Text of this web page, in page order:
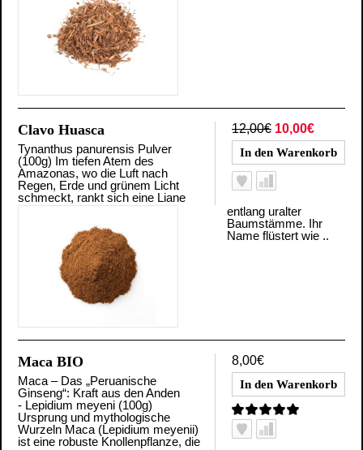
12,00€ 10,00€
Clavo Huasca
Tynanthus panurensis Pulver
(100g) Im tiefen Atem des
Amazonas, wo die Luft nach
Regen, Erde und grünem Licht
schmeckt, rankt sich eine Liane
entlang uralter
Baumstämme. Ihr
Name flüstert wie ..
8,00€
Maca BIO
Maca – Das „Peruanische
Ginseng“: Kraft aus den Anden
- Lepidium meyeni (100g)
Ursprung und mythologische
Wurzeln Maca (Lepidium meyenii)
ist eine robuste Knollenpflanze, die